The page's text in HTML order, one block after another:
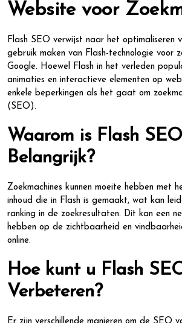
Website voor
Flash SEO verwijst naar het optimaliseren
gebruik maken van Flash-technologie voor
Google. Hoewel Flash in het verleden
animaties en interactieve elementen op
enkele beperkingen als het gaat om
(SEO).
Waarom is Flash SEO
Belangrijk?
Zoekmachines kunnen moeite hebben met
inhoud die in Flash is gemaakt, wat kan
ranking in de zoekresultaten. Dit kan een
hebben op de zichtbaarheid en
online.
Hoe kunt u Flash
Verbeteren?